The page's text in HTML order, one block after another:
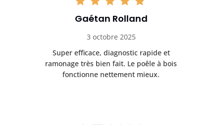
Gaétan Rolland
3 octobre 2025
Super efficace, diagnostic rapide et
ramonage très bien fait. Le poêle à bois
fonctionne nettement mieux.